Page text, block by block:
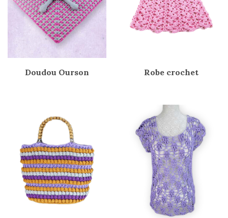
Doudou Ourson Robe crochet